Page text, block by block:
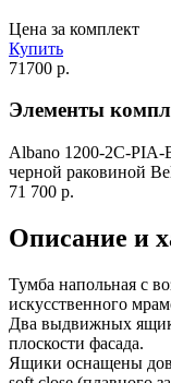
Цена за комплект
Купить
71700 р.
Элементы
Albano 1200-2C-PIA-
черной раковиной
71 700 р.
Описание и
Тумба напольная с
искусственного
Два выдвижных
плоскости фасада.
Ящики оснащены